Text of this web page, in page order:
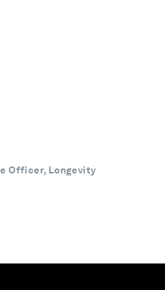
Officer, Longevity